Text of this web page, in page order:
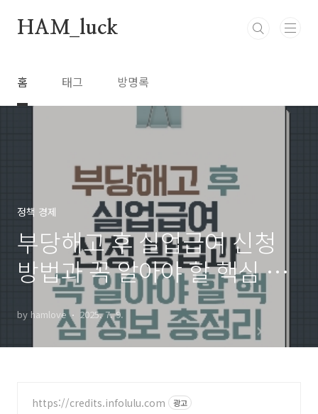
HAM_luck
홈 태그 방명록
정책 경제
부당해고 후 실업급여 신청
방법과 꼭 알아야 할 핵심 정
보 총정리
by hamlove 2025. 7. 9.
https://credits.infolulu.com 광고